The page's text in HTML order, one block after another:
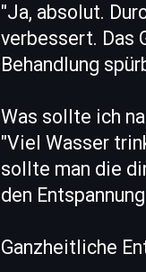
"Ja, absolut.
verbessert. Das
Behandlung
Was sollte ich
"Viel Wasser
sollte man die
den
Ganzheitliche